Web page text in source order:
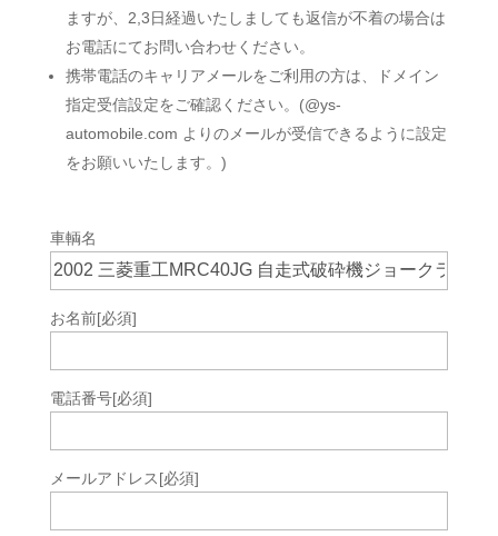
ますが、2,3日経過いたしましても返信が不着の場合は
お電話にてお問い合わせください。
携帯電話のキャリアメールをご利用の方は、ドメイン
指定受信設定をご確認ください。(@ys-
automobile.com よりのメールが受信できるように設定
をお願いいたします。)
車輌名
お名前[必須]
電話番号[必須]
メールアドレス[必須]